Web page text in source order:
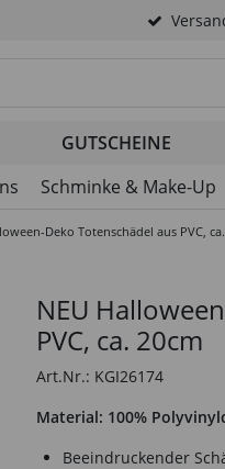
GUTSCHEINE
Schminke & Make-Up
Deko Totenschädel aus PVC,
NEU
PVC, ca. 20cm
Art.Nr.: KGI26174
Material: 100%
Beeindruckender